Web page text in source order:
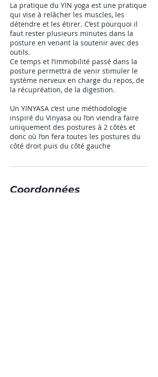
La pratique du YIN yoga est une pratique
qui vise à relâcher les muscles, les
détendre et les étirer. C’est pourquoi il
faut rester plusieurs minutes dans la
posture en venant la soutenir avec des
outils.
Ce temps et l’immobilité passé dans la
posture permettra de venir stimuler le
système nerveux en charge du repos, de
la récupréation, de la digestion.
Un YINYASA c’est une méthodologie
inspiré du Vinyasa ou l’on viendra faire
uniquement des postures à 2 côtés et
donc où l’on fera toutes les postures du
côté droit puis du côté gauche
Coordonnées